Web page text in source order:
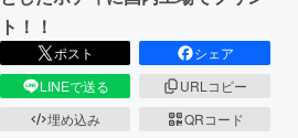
ト！！
ポスト
シェア
LINEで送る
URLコピー
埋め込み
QRコード